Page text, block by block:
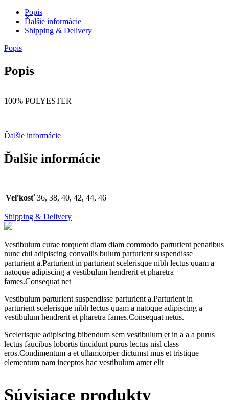
Popis
Ďalšie informácie
Shipping & Delivery
Popis
Popis
100% POLYESTER
Ďalšie informácie
Ďalšie informácie
Veľkosť 36, 38, 40, 42, 44, 46
Shipping & Delivery
Vestibulum curae torquent diam diam commodo parturient penatibus
nunc dui adipiscing convallis bulum parturient suspendisse
parturient a.Parturient in parturient scelerisque nibh lectus quam a
natoque adipiscing a vestibulum hendrerit et pharetra
fames.Consequat net
Vestibulum parturient suspendisse parturient a.Parturient in
parturient scelerisque nibh lectus quam a natoque adipiscing a
vestibulum hendrerit et pharetra fames.Consequat netus.
Scelerisque adipiscing bibendum sem vestibulum et in a a a purus
lectus faucibus lobortis tincidunt purus lectus nisl class
eros.Condimentum a et ullamcorper dictumst mus et tristique
elementum nam inceptos hac vestibulum amet elit
Súvisiace produkty